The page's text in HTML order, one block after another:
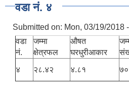
वडा नं. ४
Submitted on: Mon, 03/19/2018
वडा
नं.
जम्मा
क्षेत्रफल
औषत
घरधुरीआकार
४ २८.४२ ४.८१